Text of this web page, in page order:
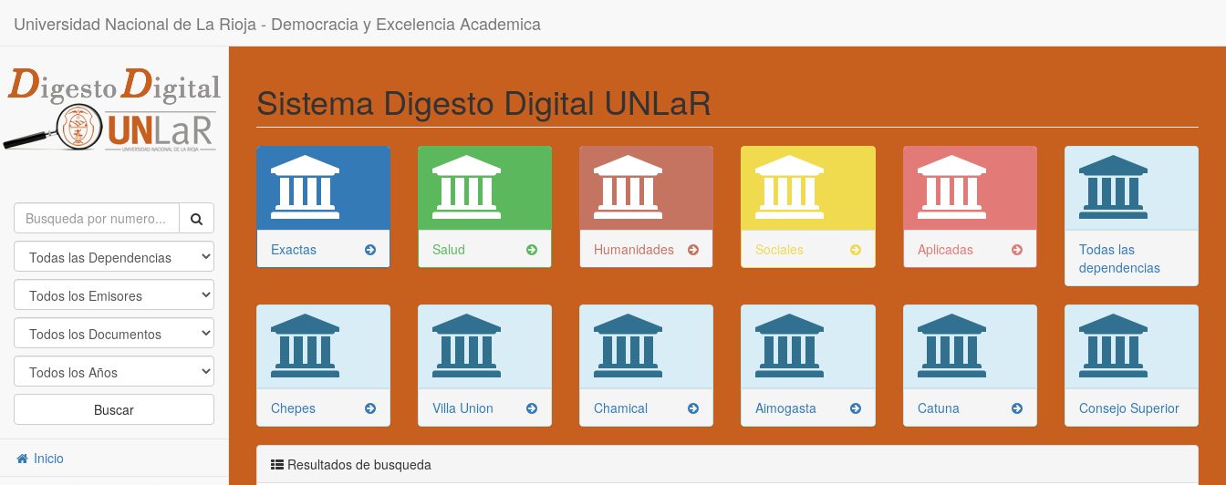
Universidad Nacional de La Rioja - Democracia y Excelencia Academica
Buscar
Inicio
Sistema Digesto Digital UNLaR
Exactas Salud Humanidades Sociales Aplicadas
Todas las
dependencias
Chepes Villa Union Chamical Aimogasta Catuna Consejo Superior
Resultados de busqueda